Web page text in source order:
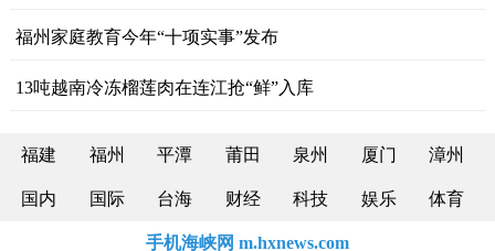
福州家庭教育今年“十项实事”发布
13吨越南冷冻榴莲肉在连江抢“鲜”入库
福建 福州 平潭 莆田 泉州 厦门 漳州
国内 国际 台海 财经 科技 娱乐 体育
手机海峡网 m.hxnews.com